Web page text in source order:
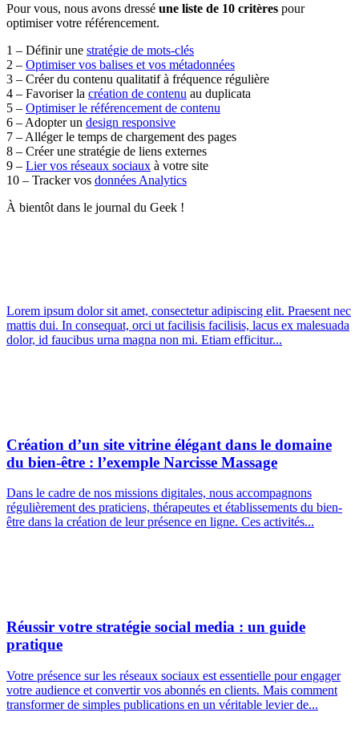
Pour vous, nous avons dressé une liste de 10 critères pour
optimiser votre référencement.
1 – Définir une stratégie de mots-clés
2 – Optimiser vos balises et vos métadonnées
3 – Créer du contenu qualitatif à fréquence régulière
4 – Favoriser la création de contenu au duplicata
5 – Optimiser le référencement de contenu
6 – Adopter un design responsive
7 – Alléger le temps de chargement des pages
8 – Créer une stratégie de liens externes
9 – Lier vos réseaux sociaux à votre site
10 – Tracker vos données Analytics
À bientôt dans le journal du Geek !
Lorem ipsum dolor sit amet, consectetur adipiscing elit. Praesent nec
mattis dui. In consequat, orci ut facilisis facilisis, lacus ex malesuada
dolor, id faucibus urna magna non mi. Etiam efficitur...
Création d’un site vitrine élégant dans le domaine
du bien-être : l’exemple Narcisse Massage
Dans le cadre de nos missions digitales, nous accompagnons
régulièrement des praticiens, thérapeutes et établissements du bien-
être dans la création de leur présence en ligne. Ces activités...
Réussir votre stratégie social media : un guide
pratique
Votre présence sur les réseaux sociaux est essentielle pour engager
votre audience et convertir vos abonnés en clients. Mais comment
transformer de simples publications en un véritable levier de...